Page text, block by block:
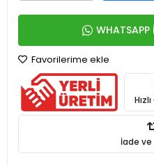
WHATSAPP
Favorilerime ekle
İade